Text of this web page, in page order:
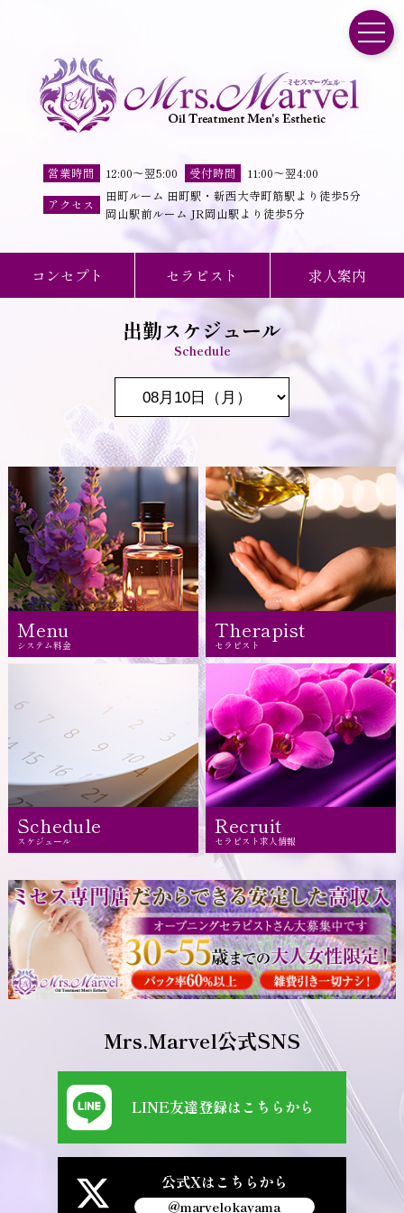
営業時間 12:00～翌5:00 受付時間 11:00～翌4:00
アクセス
田町ルーム 田町駅・新西大寺町筋駅より徒歩5分
岡山駅前ルーム JR岡山駅より徒歩5分
コンセプト セラピスト 求人案内
出勤スケジュール
Schedule
Menu
システム料金
Therapist
セラピスト
Schedule
スケジュール
Recruit
セラピスト求人情報
Mrs.Marvel公式SNS
LINE友達登録はこちらから
公式Xはこちらから
@marvelokayama